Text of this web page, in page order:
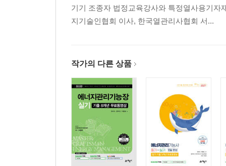
기기 조종자 법정교육강사와 특정열사용기
지기술인협회 이사, 한국열관리사협회 서...
작가의 다른 상품